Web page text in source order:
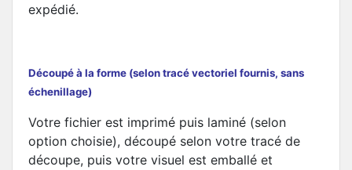
expédié.
Découpé à la forme (selon tracé vectoriel fournis, sans
échenillage)
Votre fichier est imprimé puis laminé (selon
option choisie), découpé selon votre tracé de
découpe, puis votre visuel est emballé et